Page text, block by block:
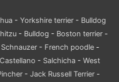
- Yorkshire terrier - Bulldog
- Bulldog - Boston terrier -
Schnauzer - French poodle -
Castellano - Salchicha - West
- Jack Russell Terrier-